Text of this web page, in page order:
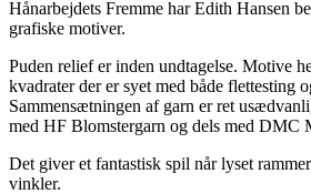
Hånarbejdets Fremme har Edith Hansen
grafiske motiver.
Puden relief er inden undtagelse. Motive
kvadrater der er syet med både flettesting
Sammensætningen af garn er ret
med HF Blomstergarn og dels med DMC
Det giver et fantastisk spil når lyset
vinkler.